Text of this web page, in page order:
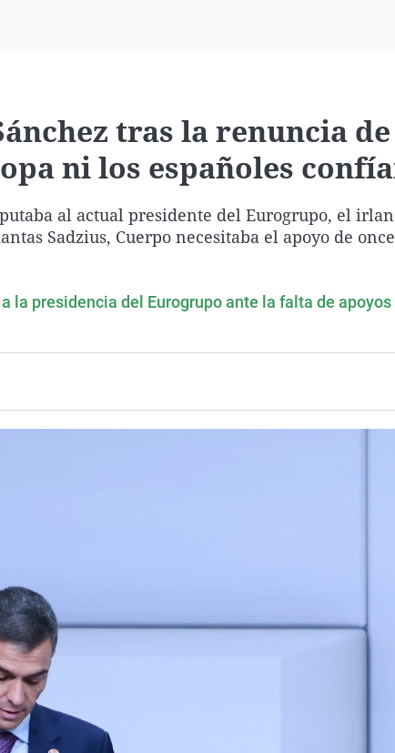
País Vasco
tras la renuncia
ni los españoles
al actual presidente del Eurogrupo, el
Sadzius, Cuerpo necesitaba el apoyo de
la presidencia del Eurogrupo ante la falta de apoyos